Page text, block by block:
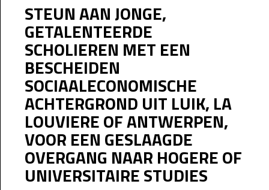
STEUN AAN JONGE,
GETALENTEERDE
SCHOLIEREN MET EEN
BESCHEIDEN
SOCIAALECONOMISCHE
ACHTERGROND UIT LUIK, LA
LOUVIERE OF ANTWERPEN,
VOOR EEN GESLAAGDE
OVERGANG NAAR HOGERE OF
UNIVERSITAIRE STUDIES